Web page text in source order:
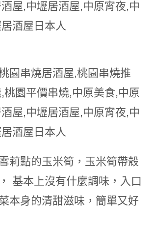
莉點的玉米筍，玉米筍帶殼
基本上沒有什麼調味，入口
本身的清甜滋味，簡單又好